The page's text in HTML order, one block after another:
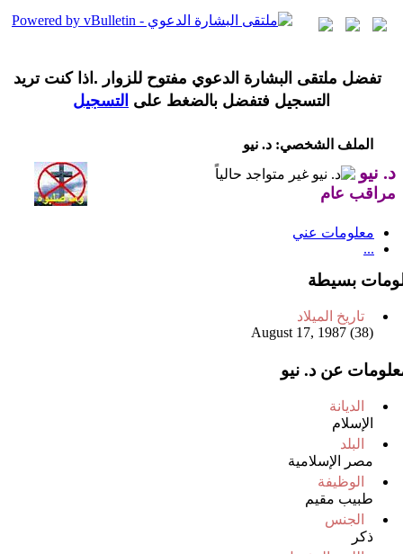
تفضل ملتقى البشارة الدعوي مفتوح للزوار .اذا كنت تريد
التسجيل فتفضل بالضغط على التسجيل
الملف الشخصي: د. نيو
د. نيو
مراقب عام
معلومات عني
...
بسيطة
تاريخ الميلاد
August 17, 1987 (38)
عن د. نيو
الديانة
الإسلام
البلد
مصر الإسلامية
الوظيفة
طبيب مقيم
الجنس
ذكر